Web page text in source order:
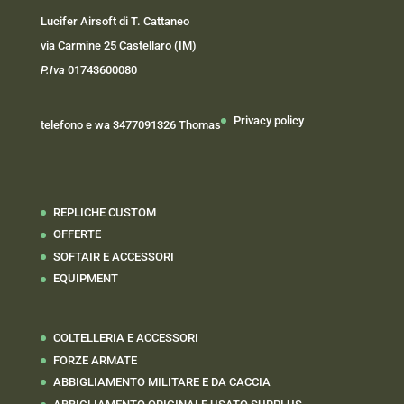
Lucifer Airsoft di T. Cattaneo
via Carmine 25 Castellaro (IM)
P.Iva 01743600080
telefono e wa 3477091326 Thomas Privacy policy
REPLICHE CUSTOM
OFFERTE
SOFTAIR E ACCESSORI
EQUIPMENT
COLTELLERIA E ACCESSORI
FORZE ARMATE
ABBIGLIAMENTO MILITARE E DA CACCIA